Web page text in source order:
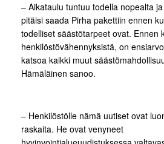
– Aikataulu tuntuu todella nopealta
pitäisi saada Pirha pakettiin ennen
todelliset säästötarpeet ovat. Ennen
henkilöstövähennyksistä, on
katsoa kaikki muut
Hämäläinen sanoo.
– Henkilöstölle nämä uutiset ovat
raskaita. He ovat venyneet